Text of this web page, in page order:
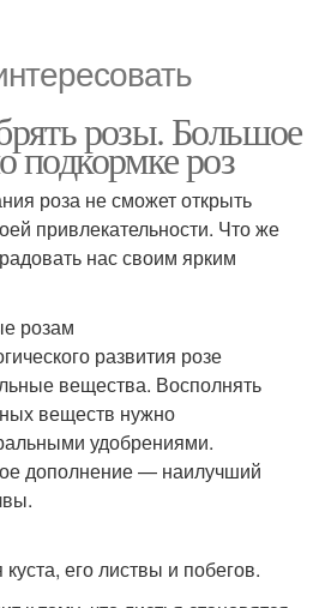
розы. Большое
подкормке роз
роза не сможет открыть
привлекательности. Что же
нас своим ярким
розам
развития розе
вещества. Восполнять
веществ нужно
удобрениями.
дополнение — наилучший
его листвы и побегов.